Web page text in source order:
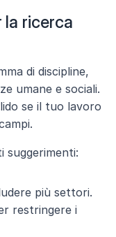
la ricerca
di discipline,
umane e sociali.
se il tuo lavoro
suggerimenti:
più settori.
restringere i